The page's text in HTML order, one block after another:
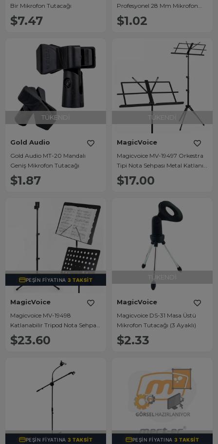
Bir Mikrofon Tutacağı
$7.47
Profesyonel 28 Mm Mikrofon
Tutacağı Klips
$1.02
TÜKENDI
Gold Audio
Gold Audio MT-20 Mandalı
Geniş Mikrofon Tutacağı
$1.87
TÜKENDI
MagicVoice
Magicvoice MV-19497 Orkestra
Tipi Nota Sehpası Metal Katlanır
Perfore Tabla Sayfa Tutuculu
(50-150CM)
$17.00
TÜKENDI
PEŞIN FIYATINA3 TAKSIT
MagicVoice
Magicvoice MV-19498
Katlanabilir Tripod Nota Sehpası
Perfore Standı Konser Orkestra
Tipi Yükseklik Ayarlı (50-150CM)
$23.60
TÜKENDI
MagicVoice
Magicvoice DS-31 Masa Üstü
Mikrofon Tutacağı (3 Ayaklı)
$2.33
TÜKENDI
PEŞIN FIYATINA3 TAKSIT TÜKENDI
PEŞIN FIYATINA3 TAKSIT